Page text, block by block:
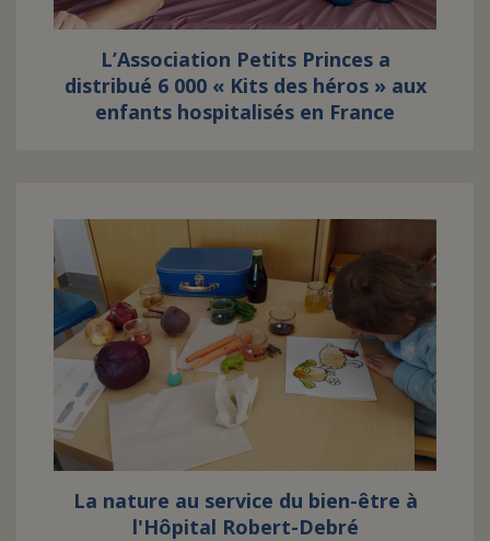
L’Association Petits Princes a
distribué 6 000 « Kits des héros » aux
enfants hospitalisés en France
La nature au service du bien-être à
l'Hôpital Robert-Debré